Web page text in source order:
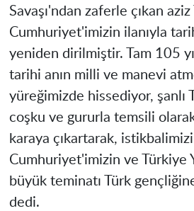
Savaşı'ndan zaferle çıkan
Cumhuriyet'imizin ilanıyla
yeniden dirilmiştir. Tam 105
tarihi anın milli ve manevi
yüreğimizde hissediyor, şanlı
coşku ve gururla temsili
karaya çıkartarak,
Cumhuriyet'imizin ve Türkiye
büyük teminatı Türk
dedi.